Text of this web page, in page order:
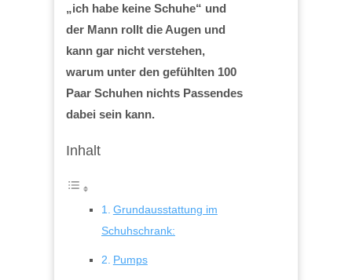
„ich habe keine Schuhe“ und
der Mann rollt die Augen und
kann gar nicht verstehen,
warum unter den gefühlten 100
Paar Schuhen nichts Passendes
dabei sein kann.
Inhalt
Grundausstattung im
Schuhschrank:
Pumps